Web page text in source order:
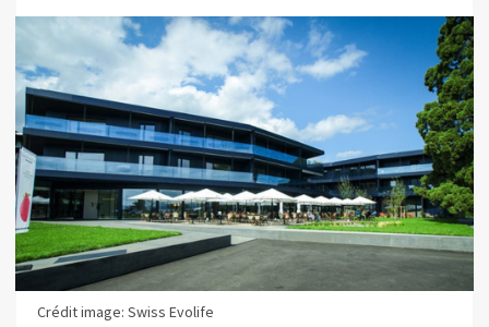
Crédit image: Swiss Evolife